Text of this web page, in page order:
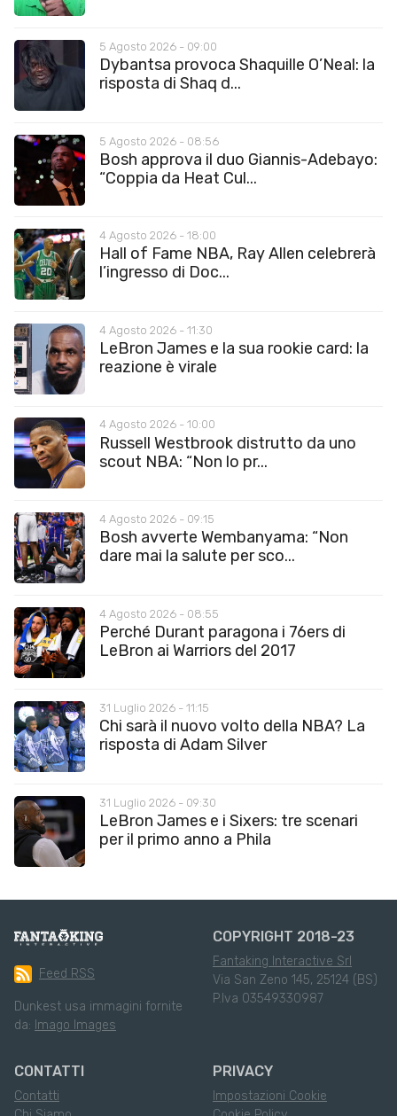
5 Agosto 2026 - 09:00
Dybantsa provoca Shaquille O’Neal: la
risposta di Shaq d...
5 Agosto 2026 - 08:56
Bosh approva il duo Giannis-Adebayo:
“Coppia da Heat Cul...
4 Agosto 2026 - 18:00
Hall of Fame NBA, Ray Allen celebrerà
l’ingresso di Doc...
4 Agosto 2026 - 11:30
LeBron James e la sua rookie card: la
reazione è virale
4 Agosto 2026 - 10:00
Russell Westbrook distrutto da uno
scout NBA: “Non lo pr...
4 Agosto 2026 - 09:15
Bosh avverte Wembanyama: “Non
dare mai la salute per sco...
4 Agosto 2026 - 08:55
Perché Durant paragona i 76ers di
LeBron ai Warriors del 2017
31 Luglio 2026 - 11:15
Chi sarà il nuovo volto della NBA? La
risposta di Adam Silver
31 Luglio 2026 - 09:30
LeBron James e i Sixers: tre scenari
per il primo anno a Phila
Feed RSS
Dunkest usa immagini fornite
da: Imago Images
COPYRIGHT 2018-23
Fantaking Interactive Srl
Via San Zeno 145, 25124 (BS)
P.Iva 03549330987
CONTATTI
Contatti
PRIVACY
Impostazioni Cookie